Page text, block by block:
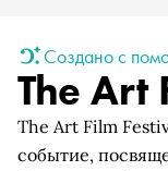
Создано с
The Art
The Art Film
событие,